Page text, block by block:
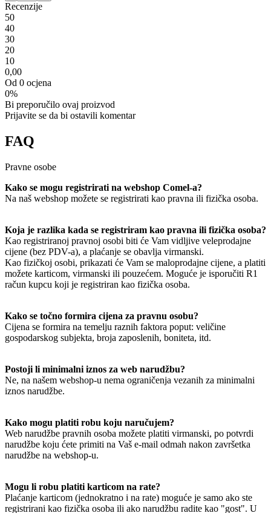
Recenzije
50
40
30
20
10
0,00
Od 0 ocjena
0%
Bi preporučilo ovaj proizvod
Prijavite se da bi ostavili komentar
FAQ
Pravne osobe
Kako se mogu registrirati na webshop Comel-a?
Na naš webshop možete se registrirati kao pravna ili fizička osoba.
Koja je razlika kada se registriram kao pravna ili fizička osoba?
Kao registriranoj pravnoj osobi biti će Vam vidljive veleprodajne
cijene (bez PDV-a), a plaćanje se obavlja virmanski.
Kao fizičkoj osobi, prikazati će Vam se maloprodajne cijene, a platiti
možete karticom, virmanski ili pouzećem. Moguće je isporučiti R1
račun kupcu koji je registriran kao fizička osoba.
Kako se točno formira cijena za pravnu osobu?
Cijena se formira na temelju raznih faktora poput: veličine
gospodarskog subjekta, broja zaposlenih, boniteta, itd.
Postoji li minimalni iznos za web narudžbu?
Ne, na našem webshop-u nema ograničenja vezanih za minimalni
iznos narudžbe.
Kako mogu platiti robu koju naručujem?
Web narudžbe pravnih osoba možete platiti virmanski, po potvrdi
narudžbe koju ćete primiti na Vaš e-mail odmah nakon završetka
narudžbe na webshop-u.
Mogu li robu platiti karticom na rate?
Plaćanje karticom (jednokratno i na rate) moguće je samo ako ste
registrirani kao fizička osoba ili ako narudžbu radite kao "gost". U